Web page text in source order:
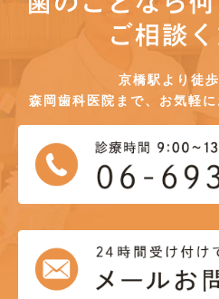
ご相談
京橋駅より徒
森岡歯科医院まで、お気軽